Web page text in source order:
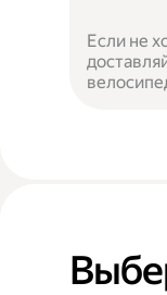
Если не